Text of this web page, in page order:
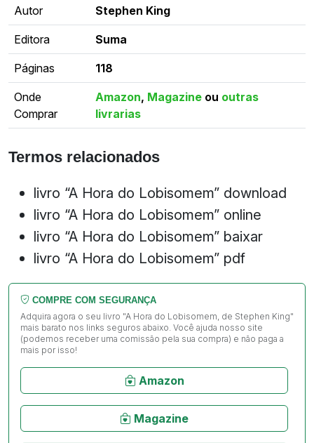
Autor Stephen King
Editora Suma
Páginas 118
Onde
Comprar
Amazon, Magazine ou outras
livrarias
Termos relacionados
livro “A Hora do Lobisomem” download
livro “A Hora do Lobisomem” online
livro “A Hora do Lobisomem” baixar
livro “A Hora do Lobisomem” pdf
COMPRE COM SEGURANÇA
Adquira agora o seu livro "A Hora do Lobisomem, de Stephen King"
mais barato nos links seguros abaixo. Você ajuda nosso site
(podemos receber uma comissão pela sua compra) e não paga a
mais por isso!
Amazon
Magazine